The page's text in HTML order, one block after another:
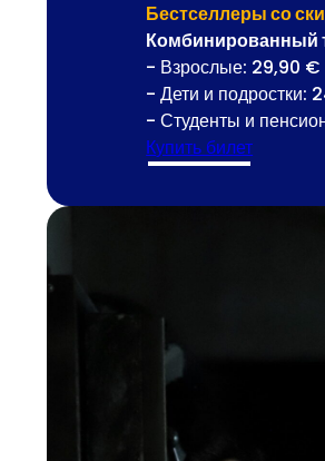
Бестселлеры со
Комбинированный
- Взрослые: 29,90 €
- Дети и подростки:
- Студенты и
Купить билет